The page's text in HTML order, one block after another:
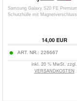
Samsung Galaxy S20 FE
Schutzhülle mit
14,00EUR
ART. NR.: 226667
inkl. 20 % MwSt. zzgl.
VERSANDKOSTEN